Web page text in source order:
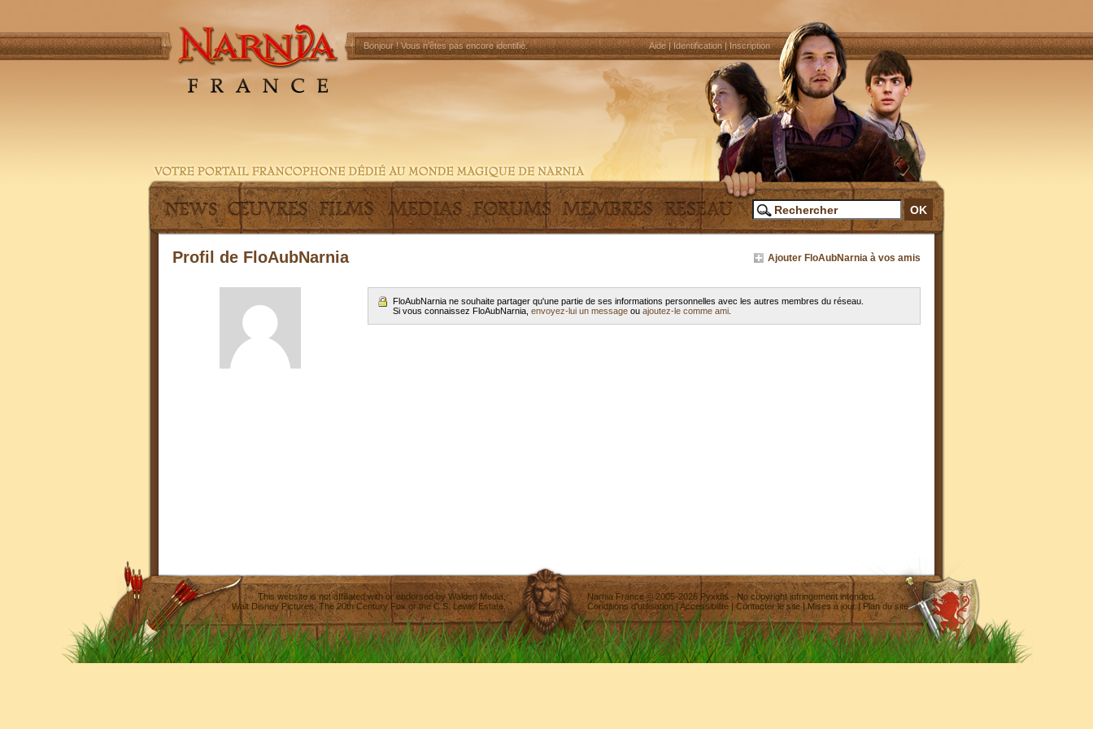
Bonjour !Vous n'êtes pas encore identifié. Aide|Identification|Inscription
Profil de FloAubNarnia Ajouter FloAubNarnia à vos amis
FloAubNarnia ne souhaite partager qu'une partie de ses informations personnelles avec les autres membres du réseau.
Si vous connaissez FloAubNarnia, envoyez-lui un message ou ajoutez-le comme ami
This website is not affiliated with or endorsed byWalden Media
Walt Disney Pictures,The 20th Century Fox or the C.S. Lewis Estate.
Narnia France ©2005-2026 Pyxidis- No copyright infringement intended
Conditions d'utilisation|Accessibilité| Contacter le site|Mises à jour| Plan du site